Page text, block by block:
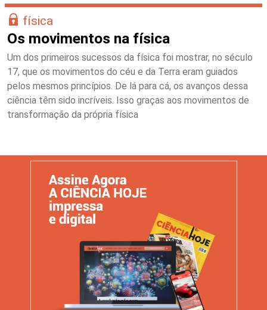
física
Os movimentos na física
Um dos primeiros sucessos da física foi mostrar, no século
17, que os movimentos do céu e da Terra eram guiados
pelos mesmos princípios. De lá para cá, os avanços dessa
ciência têm sido incríveis. Isso graças aos movimentos de
transformação da própria física